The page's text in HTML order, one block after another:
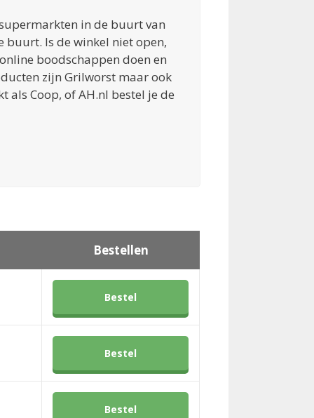
in de buurt van
buurt. Is de winkel niet open,
boodschappen doen en
zijn Grilworst maar ook
als Coop, of AH.nl bestel je de
Bestellen
Bestel
Bestel
Bestel